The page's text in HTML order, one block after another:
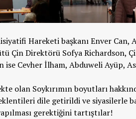
Hareketi başkanı Enver Can,
Çin Direktörü Sofya Richardson,
Cevher İlham, Abduweli Ayüp,
olan Soykırımın boyutları
dile getirildi ve siyasilerle
gerektiğini tartıştılar!